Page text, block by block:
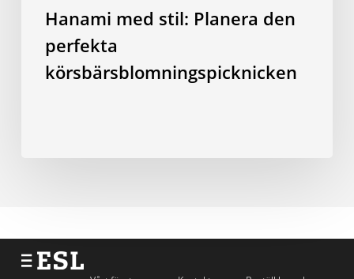
Hanami med stil: Planera den
perfekta
körsbärsblomningspicknicken